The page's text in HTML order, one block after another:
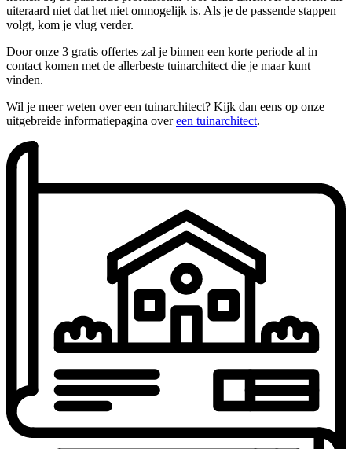
uiteraard niet dat het niet onmogelijk is. Als je de passende stappen
volgt, kom je vlug verder.
Door onze 3 gratis offertes zal je binnen een korte periode al in
contact komen met de allerbeste tuinarchitect die je maar kunt
vinden.
Wil je meer weten over een tuinarchitect? Kijk dan eens op onze
uitgebreide informatiepagina overeen tuinarchitect.